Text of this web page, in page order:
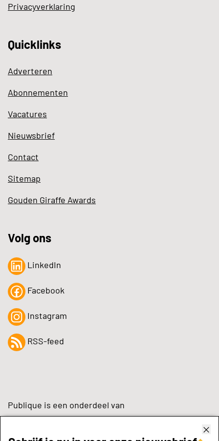
Privacyverklaring
Quicklinks
Adverteren
Abonnementen
Vacatures
Nieuwsbrief
Contact
Sitemap
Gouden Giraffe Awards
Volg ons
LinkedIn
Facebook
Instagram
RSS-feed
Publique is een onderdeel van